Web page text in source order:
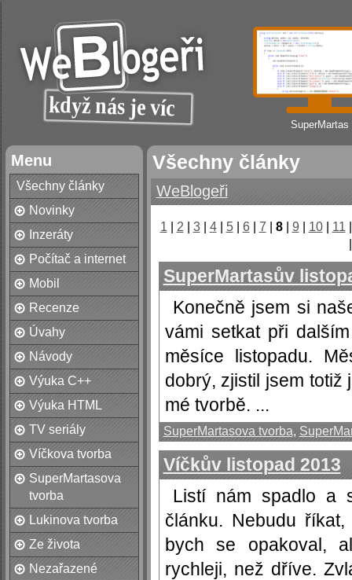
SuperMartas
Menu
Všechny články
Novinky
Inzeráty
Počítač a internet
Mobil
Recenze
Úvahy
Návody
Výuka C++
Výuka HTML
TV seriály
Víčkova tvorba
SuperMartasova
tvorba
Lukinova tvorba
Ze života
Nezařazené
Všechny články
WeBlogeři
1 2 3| 4| 5| 6| 7 8| 9 10| 11
SuperMartasův
Konečně jsem si
vámi setkat při
měsíce listopadu.
dobrý, zjistil jsem totiž
mé tvorbě. ...
SuperMartasova tvorba,
Víčkův listopad 2013
Listí nám spadlo a
článku. Nebudu
bych se opakoval,
rychleji, než dříve.